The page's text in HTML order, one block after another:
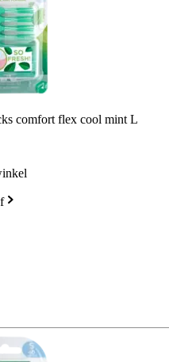
comfort flex cool mint L